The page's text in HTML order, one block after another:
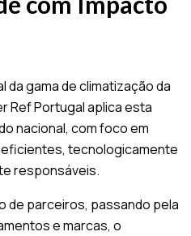
gama de climatização da
Ref Portugal aplica esta
nacional, com foco em
tecnologicamente
responsáveis.
de parceiros, passando pela
e marcas, o